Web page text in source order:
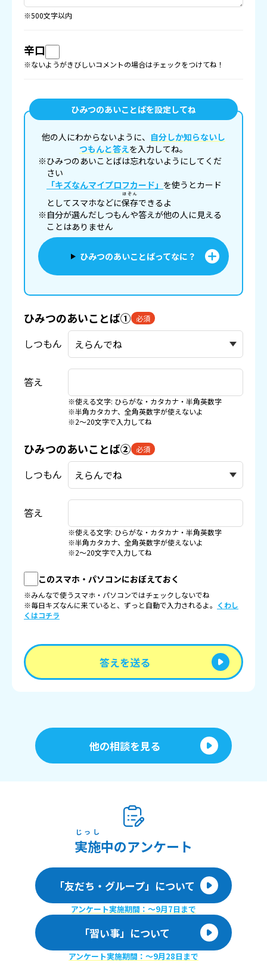
※500文字以内
辛口
※ないようがきびしいコメントの場合はチェックをつけてね！
ひみつのあいことばを設定してね
他の人にわからないように、 自分しか知らないし
つもんと答えを入力してね。
※ひみつのあいことばは忘れないようにしてくだ
さい
「キズなんマイプロフカード」 を使うとカード
としてスマホなどに保存
ほぞん
できるよ
※自分が選んだしつもんや答えが他の人に見える
ことはありません
ひみつのあいことばってなに？
ひみつのあいことば① 必須
しつもん
答え
※使える文字: ひらがな・カタカナ・半角英数字
※半角カタカナ、全角英数字が使えないよ
※2〜20文字で入力してね
ひみつのあいことば② 必須
しつもん
答え
※使える文字: ひらがな・カタカナ・半角英数字
※半角カタカナ、全角英数字が使えないよ
※2〜20文字で入力してね
このスマホ・パソコンにおぼえておく
※みんなで使うスマホ・パソコンではチェックしないでね
※毎日キズなんに来ていると、ずっと自動で入力されるよ。 くわし
くはコチラ
答えを送る
他の相談を見る
実施
じっし
中のアンケート
「友だち・グループ」について
アンケート実施期間：〜9月7日まで
「習い事」について
アンケート実施期間：〜9月28日まで